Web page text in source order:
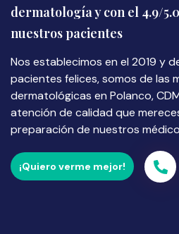
dermatología y con el 4.9/
nuestros pacientes
Nos establecimos en el 2019 y
pacientes felices, somos de las
dermatológicas en Polanco,
atención de calidad que
preparación de nuestros
¡Quiero verme mejor!